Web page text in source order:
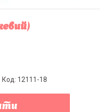
Код: 12111-18